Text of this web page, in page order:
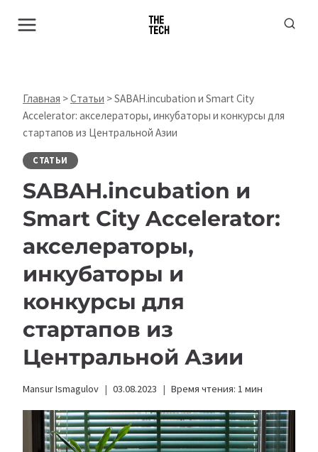
Главная >Статьи >SABAH.incubation и Smart City
Accelerator: акселераторы, инкубаторы и конкурсы для
стартапов из Центральной Азии
СТАТЬИ
SABAH.incubation и
Smart City Accelerator:
акселераторы,
инкубаторы и
конкурсы для
стартапов из
Центральной Азии
Mansur Ismagulov 03.08.2023 Время чтения: 1 мин